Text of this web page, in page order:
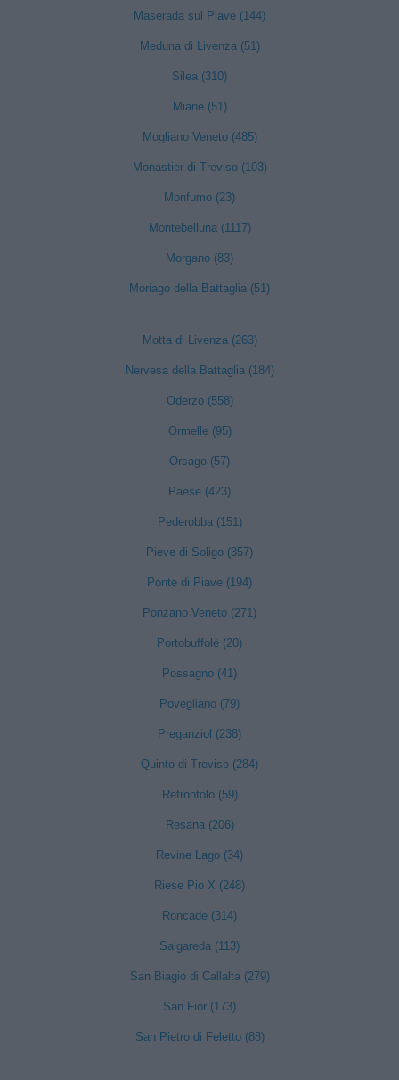
Maserada sul Piave (144)
Meduna di Livenza (51)
Silea (310)
Miane (51)
Mogliano Veneto (485)
Monastier di Treviso (103)
Monfumo (23)
Montebelluna (1117)
Morgano (83)
Moriago della Battaglia (51)
Motta di Livenza (263)
Nervesa della Battaglia (184)
Oderzo (558)
Ormelle (95)
Orsago (57)
Paese (423)
Pederobba (151)
Pieve di Soligo (357)
Ponte di Piave (194)
Ponzano Veneto (271)
Portobuffolè (20)
Possagno (41)
Povegliano (79)
Preganziol (238)
Quinto di Treviso (284)
Refrontolo (59)
Resana (206)
Revine Lago (34)
Riese Pio X (248)
Roncade (314)
Salgareda (113)
San Biagio di Callalta (279)
San Fior (173)
San Pietro di Feletto (88)